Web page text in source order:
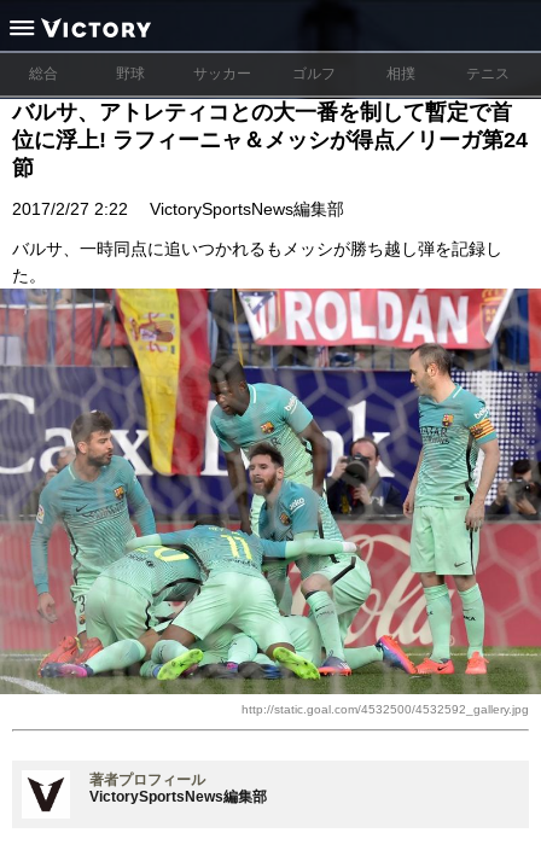
総合 野球 サッカー ゴルフ 相撲 テニス
バルサ、アトレティコとの大一番を制して暫定で首
位に浮上! ラフィーニャ＆メッシが得点／リーガ第24
節
2017/2/27 2:22 VictorySportsNews編集部
バルサ、一時同点に追いつかれるもメッシが勝ち越し弾を記録し
た。
http://static.goal.com/4532500/4532592_gallery.jpg
著者プロフィール
VictorySportsNews編集部